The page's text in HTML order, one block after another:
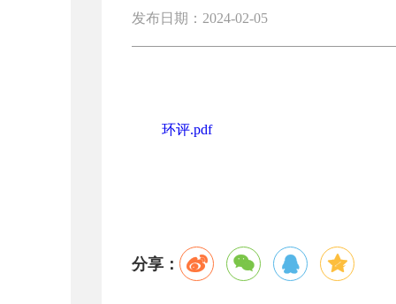
发布日期：2024-02-05
环评.pdf
分享：